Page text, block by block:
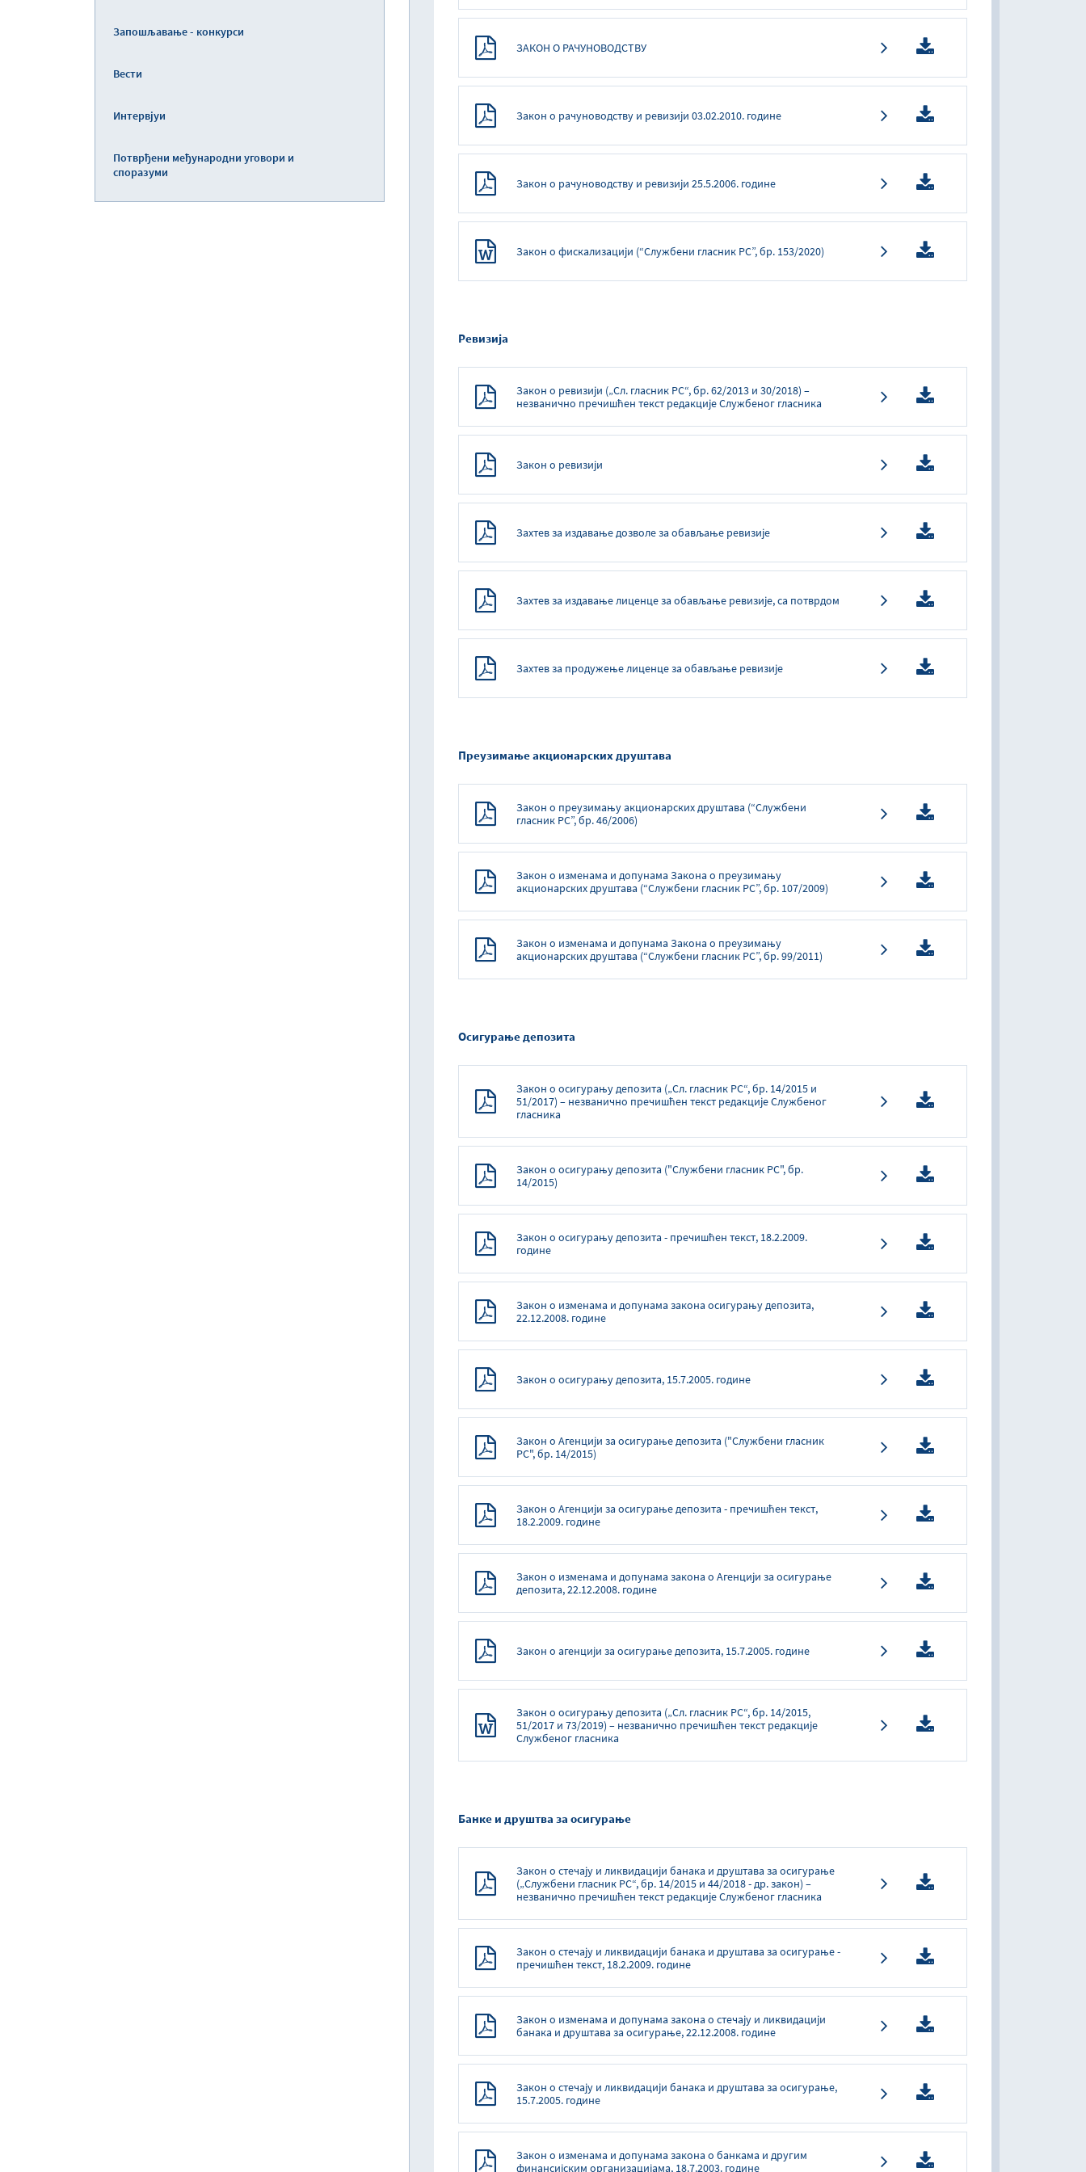
Запошљавање - конкурси
Вести
Интервјуи
Потврђени међународни уговори и
споразуми
ЗАКОН О РАЧУНОВОДСТВУ
Закон о рачуноводству и ревизији 03.02.2010. године
Закон о рачуноводству и ревизији 25.5.2006. године
Закон о фискализацији (“Службени гласник РС”, бр. 153/2020)
Ревизија
Закон о ревизији („Сл. гласник РС“, бр. 62/2013 и 30/2018) –
незванично пречишћен текст редакције Службеног гласника
Закон о ревизији
Зaхтeв зa издaвaњe дoзвoлe зa oбaвљaњe рeвизиje
Зaхтeв зa издaвaњe лицeнцe зa oбaвљaњe рeвизиje, сa пoтврдoм
Зaхтeв зa прoдужeњe лицeнцe зa oбaвљaњe рeвизиje
Преузимање акционарских друштава
Закон о преузимању акционарских друштава (“Службени
гласник РС”, бр. 46/2006)
Закон о изменама и допунама Закона о преузимању
акционарских друштава (“Службени гласник РС”, бр. 107/2009)
Закон о изменама и допунама Закона о преузимању
акционарских друштава (“Службени гласник РС”, бр. 99/2011)
Осигурање депозита
Закон о осигурању депозита („Сл. гласник РС“, бр. 14/2015 и
51/2017) – незванично пречишћен текст редакције Службеног
гласника
Закон о осигурању депозита ("Службени гласник РС", бр.
14/2015)
Закон о осигурању депозита - пречишћен текст, 18.2.2009.
године
Закон о изменама и допунама закона осигурању депозита,
22.12.2008. године
Закон о осигурању депозита, 15.7.2005. године
Закон о Агенцији за осигурање депозита ("Службени гласник
РС", бр. 14/2015)
Закон о Агенцији за осигурање депозита - пречишћен текст,
18.2.2009. године
Закон о изменама и допунама закона о Агенцији за осигурање
депозита, 22.12.2008. године
Закон о агенцији за осигурање депозита, 15.7.2005. године
Закон о осигурању депозита („Сл. гласник РС“, бр. 14/2015,
51/2017 и 73/2019) – незванично пречишћен текст редакције
Службеног гласника
Банке и друштва за осигурање
Закон о стечају и ликвидацији банака и друштава за осигурање
(„Службени гласник РС“, бр. 14/2015 и 44/2018 - др. закон) –
незванично пречишћен текст редакције Службеног гласника
Закон о стечају и ликвидацији банака и друштава за осигурање -
пречишћен текст, 18.2.2009. године
Закон о изменама и допунама закона о стечају и ликвидацији
банака и друштава за осигурање, 22.12.2008. године
Закон о стечају и ликвидацији банака и друштава за осигурање,
15.7.2005. године
Закон о изменама и допунама закона о банкама и другим
финансијским организацијама, 18.7.2003. године